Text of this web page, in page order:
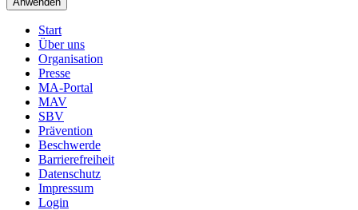
Menu
Footer
Start
Über uns
Organisation
Presse
MA-Portal
MAV
SBV
Prävention
Beschwerde
Barrierefreiheit
Datenschutz
Impressum
Login